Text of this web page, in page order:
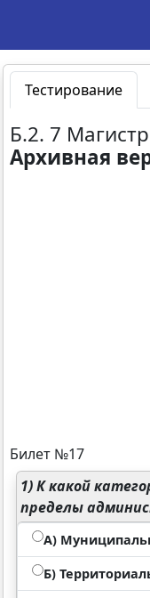
Тестирование
Б.2. 7
Архивная
Билет №17
1)К какой
пределы
А)
Б)